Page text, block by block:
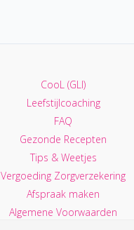
CooL (GLI)
Leefstijlcoaching
FAQ
Gezonde Recepten
Tips & Weetjes
Vergoeding Zorgverzekering
Afspraak maken
Algemene Voorwaarden